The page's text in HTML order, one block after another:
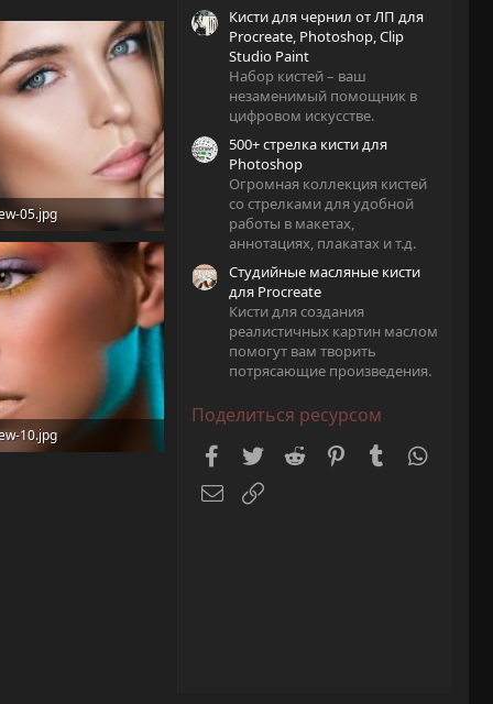
05.jpg
KB · Просмотры: 13
10.jpg
Кисти для чернил от ЛП для
Procreate, Photoshop, Clip
Studio Paint
Набор кистей – ваш
незаменимый помощник в
цифровом искусстве.
500+ стрелка кисти для
Photoshop
Огромная коллекция кистей
со стрелками для удобной
работы в макетах,
аннотациях, плакатах и т.д.
Студийные масляные кисти
для Procreate
Кисти для создания
реалистичных картин маслом
помогут вам творить
потрясающие произведения.
Поделиться ресурсом
Facebook
Twitter Reddit PinterestTumblr
Электронная почта